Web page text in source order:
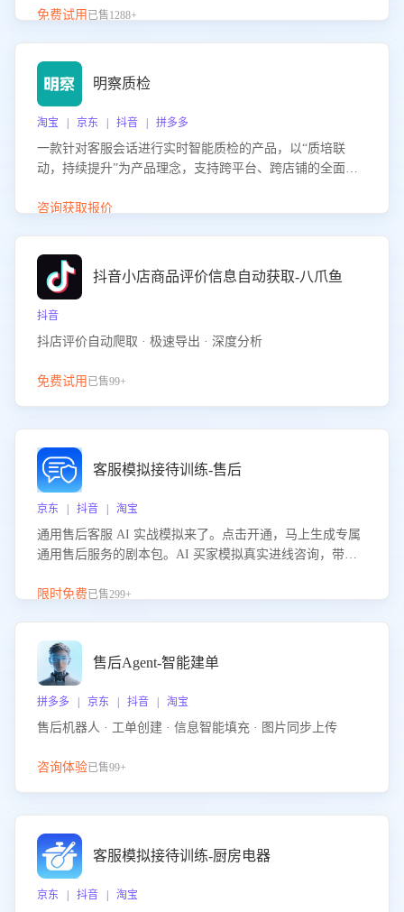
识支持，帮助用户高效管理和利用知识资源。通过该产品，
免费试用 已售1288+
明察质检
淘宝 | 京东 | 抖音 | 拼多多
一款针对客服会话进行实时智能质检的产品，以“质培联
动，持续提升”为产品理念，支持跨平台、跨店铺的全面、
升客服团队的销服能力。
咨询获取报价
抖音小店商品评价信息自动获取-八爪鱼
抖音
抖店评价自动爬取 · 极速导出 · 深度分析
免费试用 已售99+
客服模拟接待训练-售后
京东 | 抖音 | 淘宝
通用售后客服 AI 实战模拟来了。点击开通，马上生成专属
通用售后服务的剧本包。AI 买家模拟真实进线咨询，带您
的应对要点，轻松提升服务能力。
限时免费已售299+
售后Agent-智能建单
拼多多 | 京东 | 抖音 | 淘宝
售后机器人 · 工单创建 · 信息智能填充 · 图片同步上传
咨询体验已售99+
客服模拟接待训练-厨房电器
京东 | 抖音 | 淘宝